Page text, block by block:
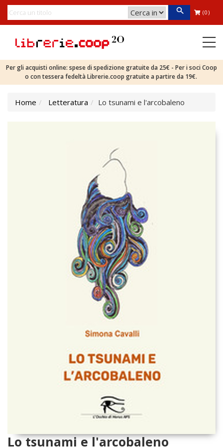
(0)
Per gli acquisti online: spese di spedizione gratuite da 25€ - Per i soci Coop
o con tessera fedeltà Librerie.coop gratuite a partire da 19€.
Home Letteratura Lo tsunami e l'arcobaleno
Lo tsunami e l'arcobaleno